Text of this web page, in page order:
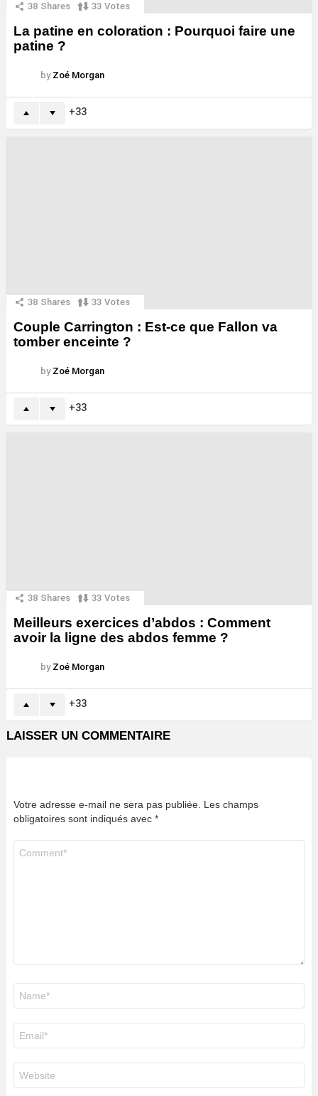
38 Shares 33 Votes
La patine en coloration : Pourquoi faire une
patine ?
by Zoé Morgan
33
38 Shares 33 Votes
Couple Carrington : Est-ce que Fallon va
tomber enceinte ?
by Zoé Morgan
33
38 Shares 33 Votes
Meilleurs exercices d’abdos : Comment
avoir la ligne des abdos femme ?
by Zoé Morgan
33
LAISSER UN COMMENTAIRE
Votre adresse e-mail ne sera pas publiée. Les champs
obligatoires sont indiqués avec *
mail
*
web